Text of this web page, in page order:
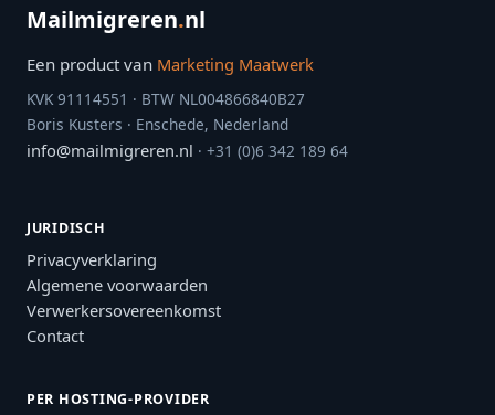
Mailmigreren.nl
Een product van Marketing Maatwerk
KVK 91114551 · BTW NL004866840B27
Boris Kusters · Enschede, Nederland
info@mailmigreren.nl · +31 (0)6 342 189 64
JURIDISCH
Privacyverklaring
Algemene voorwaarden
Verwerkersovereenkomst
Contact
PER HOSTING-PROVIDER